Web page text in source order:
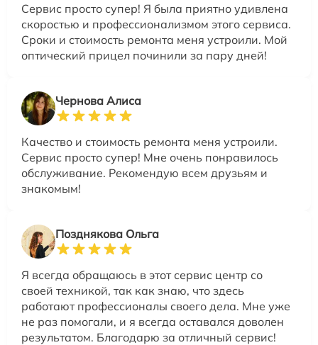
Сервис просто супер! Я была приятно удивлена
скоростью и профессионализмом этого сервиса.
Сроки и стоимость ремонта меня устроили. Мой
оптический прицел починили за пару дней!
Чернова Алиса
Качество и стоимость ремонта меня устроили.
Сервис просто супер! Мне очень понравилось
обслуживание. Рекомендую всем друзьям и
знакомым!
Позднякова Ольга
Я всегда обращаюсь в этот сервис центр со
своей техникой, так как знаю, что здесь
работают профессионалы своего дела. Мне уже
не раз помогали, и я всегда оставался доволен
результатом. Благодарю за отличный сервис!